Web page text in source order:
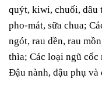
quýt, kiwi, chuối, dâu
pho-mát, sữa chua;
ngót, rau dền, rau
thìa; Các loại ngũ cốc
Đậu nành, đậu phụ